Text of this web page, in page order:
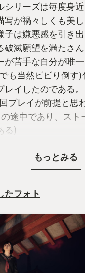
シリーズは毎度身
写が禍々しくも美
子は嫌悪感を引き
破滅願望を満たさ
が苦手な自分が唯
も当然ビビり倒す
レイしたのである。
プレイが前提と思
途中であり、スト
る)
ン難度が高めとの
ヒルのファンとして
は町が霧に包まれた
き来することとな
様相が違うという
が完全に異なる点
ても今回は生き残
はサイレントヒル
もっとみる
たフォト